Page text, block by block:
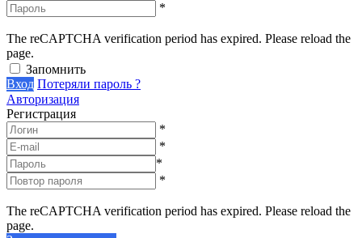
*
The reCAPTCHA verification period has expired. Please reload the
page.
Запомнить
Вход Потеряли пароль ?
Авторизация
Регистрация
*
*
*
*
The reCAPTCHA verification period has expired. Please reload the
page.